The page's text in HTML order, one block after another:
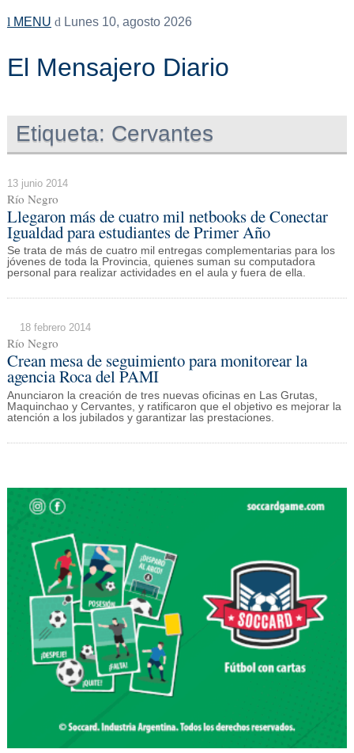
MENU Lunes 10, agosto 2026
El Mensajero Diario
Etiqueta: Cervantes
13 junio 2014
Río Negro
Llegaron más de cuatro mil netbooks de Conectar
Igualdad para estudiantes de Primer Año
Se trata de más de cuatro mil entregas complementarias para los
jóvenes de toda la Provincia, quienes suman su computadora
personal para realizar actividades en el aula y fuera de ella.
18 febrero 2014
Río Negro
Crean mesa de seguimiento para monitorear la
agencia Roca del PAMI
Anunciaron la creación de tres nuevas oficinas en Las Grutas,
Maquinchao y Cervantes, y ratificaron que el objetivo es mejorar la
atención a los jubilados y garantizar las prestaciones.